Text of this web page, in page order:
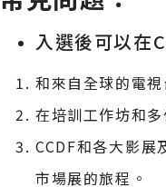
入選後可以在
和來自全球的電
在培訓工作坊和
CCDF和各大影
市場展的旅程。